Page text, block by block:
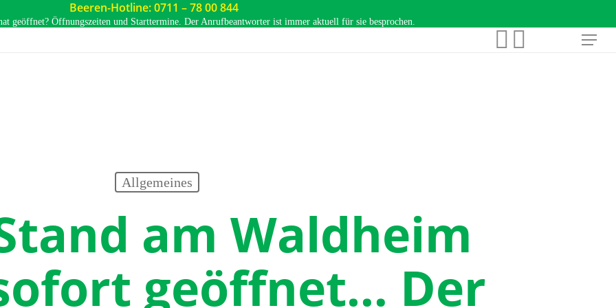
Beeren-Hotline: 0711 – 78 00 844
geöffnet? Öffnungszeiten und Starttermine. Der Anrufbeantworter ist immer aktuell für sie besprochen.
Menu
facebookinstagram
Allgemeines
am Waldheim
geöffnet… Der